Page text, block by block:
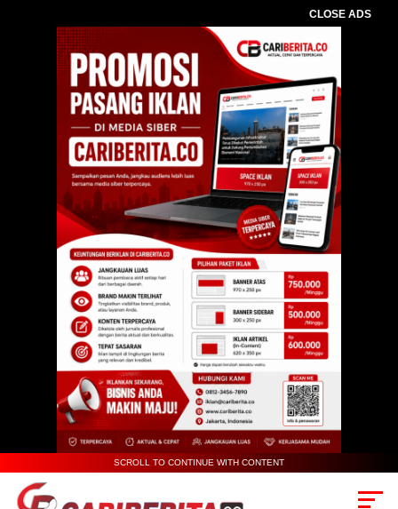
CLOSE ADS
SCROLL TO CONTINUE WITH CONTENT